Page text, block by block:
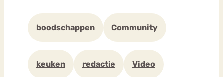
boodschappen Community
keuken redactie Video